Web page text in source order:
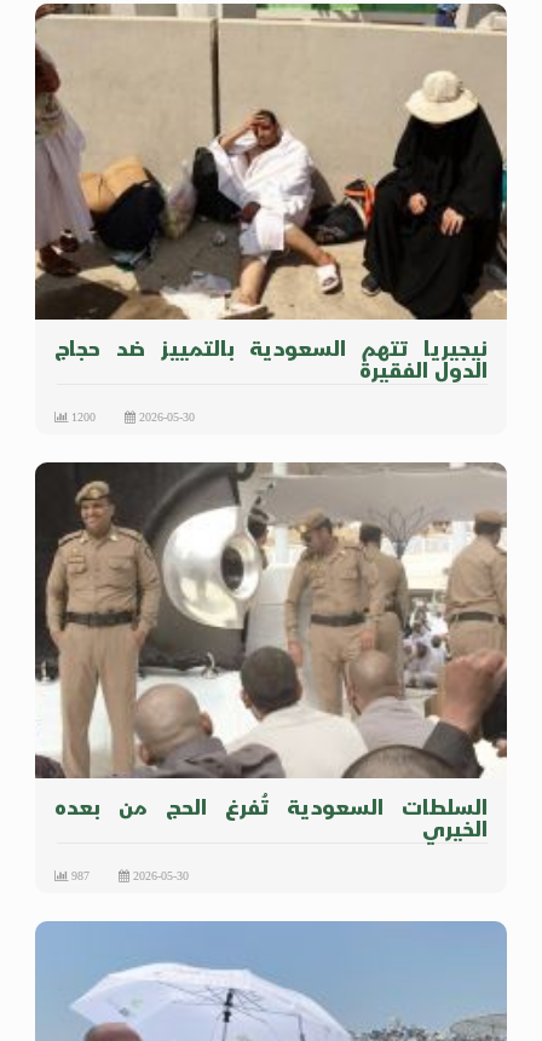
نيجيريا تتهم السعودية بالتمييز ضد حجاج
الدول الفقيرة
2026-05-30
1200
السلطات السعودية تُفرغ الحج من بعده
الخيري
2026-05-30
987